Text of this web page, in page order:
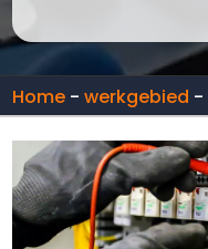
Home - werkgebied -